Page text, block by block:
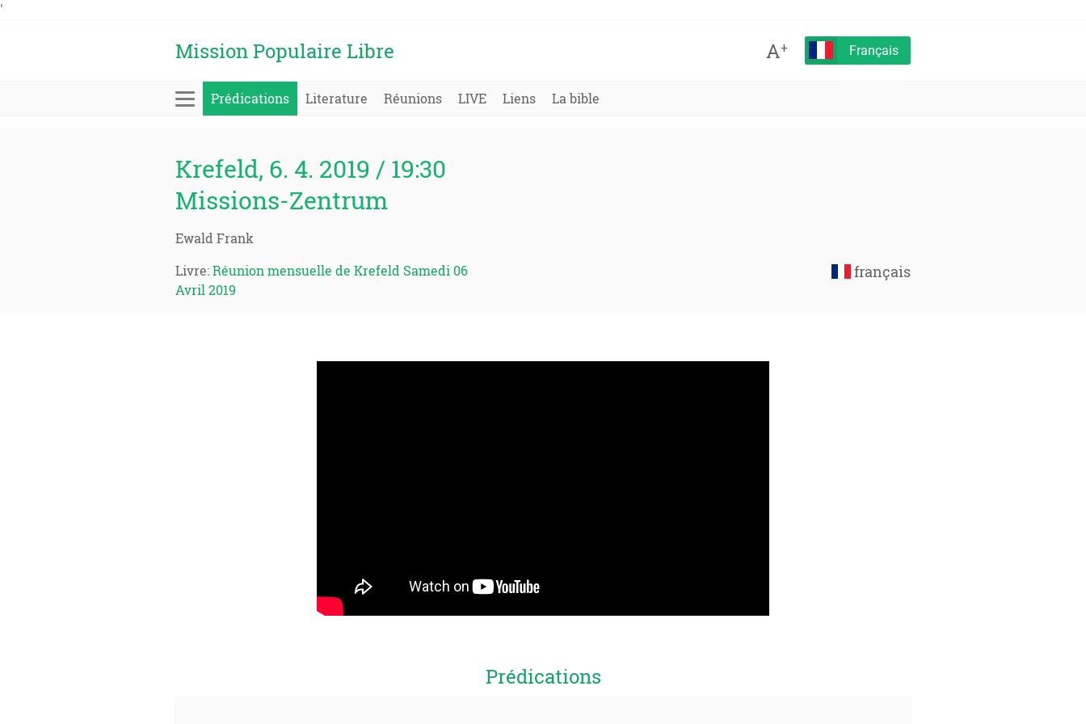
'
Mission Populaire Libre A+ Français
Prédications Literature Réunions LIVE Liens La bible
Krefeld, 6. 4. 2019 / 19:30
Missions-Zentrum
Ewald Frank
français
Livre:Réunion mensuelle de Krefeld Samedi 06
Avril 2019
Prédications